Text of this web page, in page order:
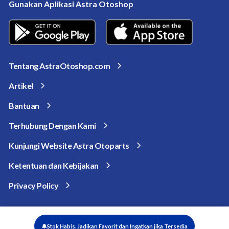
Gunakan Aplikasi Astra Otoshop
Tentang AstraOtoshop.com
Artikel
Bantuan
Terhubung Dengan Kami
Kunjungi Website Astra Otoparts
Ketentuan dan Kebijakan
Privacy Policy
🔔Stok Habis. Jadikan Favorit dan Ingatkan jika Tersedia